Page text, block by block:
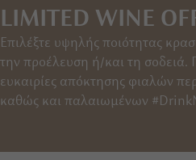
LIMITED WINE
Επιλέξτε υψηλής ποιότητας
την προέλευση ή/και τη σοδειά.
ευκαιρίες απόκτησης φιαλών
καθώς και παλαιωμένων